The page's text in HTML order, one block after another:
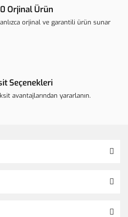
Orjinal Ürün
orjinal ve garantili ürün sunar
Seçenekleri
avantajlarından yararlanın.